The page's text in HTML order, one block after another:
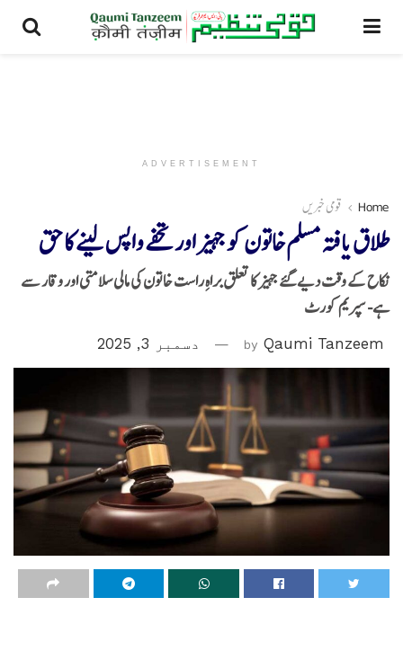
ADVERTISEMENT
Home قومی خبریں
طلاق یافتہ مسلم خاتون کو جہیز اور تحفے واپس لینے کا حق
نکاح کے وقت دیے گئے جہیز کا تعلق براہِ راست خاتون کی مالی سلامتی اور وقار سے
ہے- سپریم کورٹ
by Qaumi Tanzeem دسمبر 3, 2025